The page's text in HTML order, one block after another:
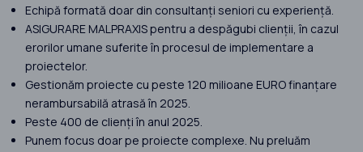
Echipă formată doar din consultanți seniori cu experiență.
ASIGURARE MALPRAXIS pentru a despăgubi clienții, în cazul
erorilor umane suferite în procesul de implementare a
proiectelor.
Gestionăm proiecte cu peste 120 milioane EURO finanțare
nerambursabilă atrasă în 2025.
Peste 400 de clienți în anul 2025.
Punem focus doar pe proiecte complexe. Nu preluăm